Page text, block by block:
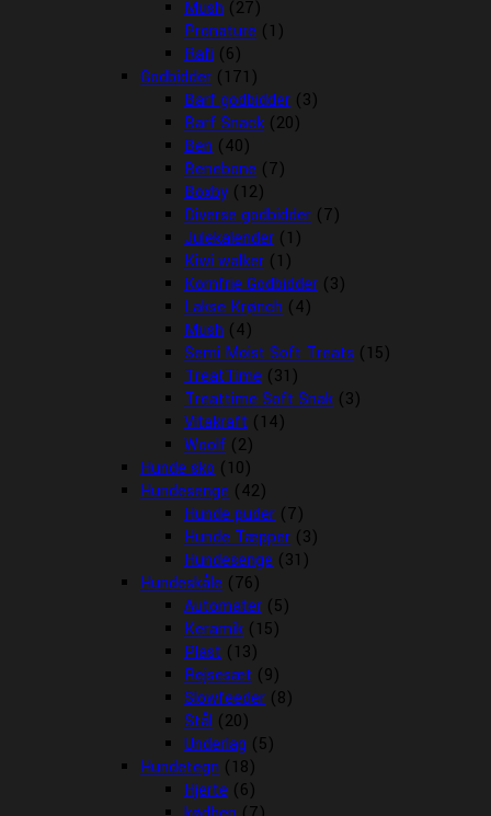
Mush (27)
Pronature (1)
Rafi (6)
Godbidder (171)
Barf godbidder (3)
Barf Snack (20)
Ben (40)
Benebone (7)
Boxby (12)
Diverse godbidder (7)
Julekalender (1)
Kiwi walker (1)
Kornfrie Godbidder (3)
Lakse Krønch (4)
Mush (4)
Semi Moist Soft Treats (15)
TreatTime (31)
Treattime Soft Snak (3)
Vitakraft (14)
Woolf (2)
Hunde sko (10)
Hundesenge (42)
Hunde puder (7)
Hunde Tæpper (3)
Hundesenge (31)
Hundeskåle (76)
Automater (5)
Keramik (15)
Plast (13)
Rejsesæt (9)
Slowfeeder (8)
Stål (20)
Underlag (5)
Hundetegn (18)
Hjerte (6)